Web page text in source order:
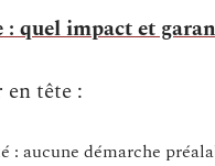
quel impact et
tête :
aucune démarche